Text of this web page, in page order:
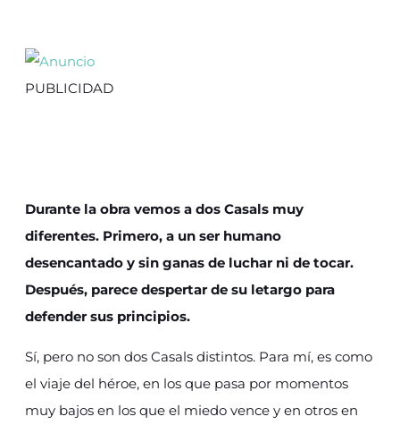
PUBLICIDAD
Durante la obra vemos a dos Casals muy
diferentes. Primero, a un ser humano
desencantado y sin ganas de luchar ni de tocar.
Después, parece despertar de su letargo para
defender sus principios.
Sí, pero no son dos Casals distintos. Para mí, es como
el viaje del héroe, en los que pasa por momentos
muy bajos en los que el miedo vence y en otros en